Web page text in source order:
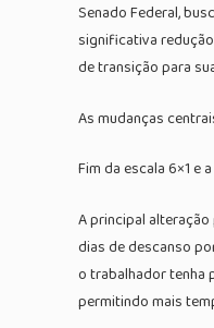
Senado Federal,
significativa
de transição para
As mudanças
Fim da escala 6×1 e
A principal alteração
dias de descanso
o trabalhador tenha
permitindo mais